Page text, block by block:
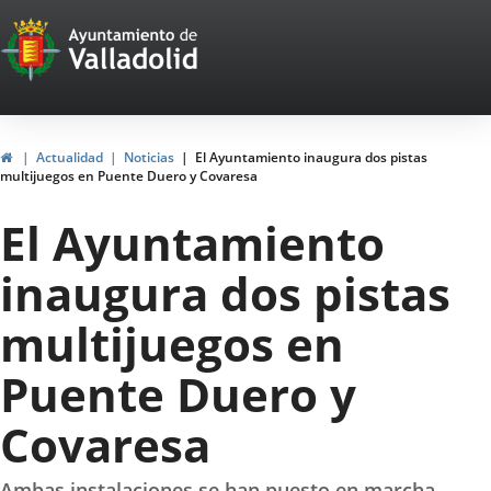
Portal
Web
del
Ayuntamiento
de
Valladolid
HomeActualidad Noticias
El Ayuntamiento inaugura dos pistas
multijuegos en Puente Duero y Covaresa
El Ayuntamiento
inaugura dos pistas
multijuegos en
Puente Duero y
Covaresa